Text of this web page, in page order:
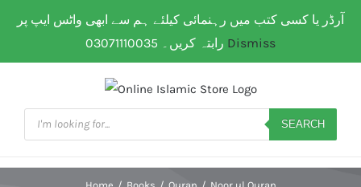
آرڈر یا کسی کتب میں رہنمائی کیلئے ہم سے ابھی واٹس ایپ پر
Dismiss
WhatsApp: 0307 111 00 35 | Flat Shipping Rate:200
Products
search
SEARCH